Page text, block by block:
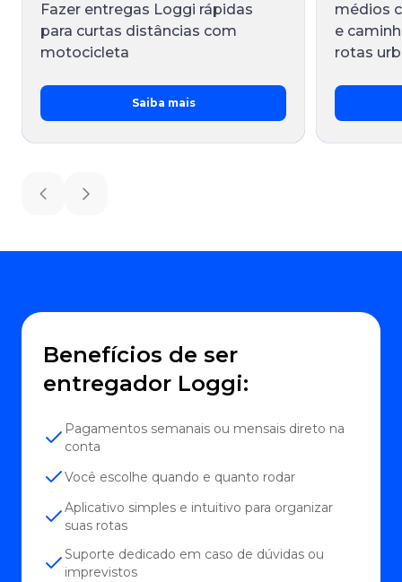
Fazer entregas Loggi rápidas
para curtas distâncias com
motocicleta
Saiba mais
médios
e
rotas
Previous slide
Next slide
Benefícios de ser
entregador Loggi:
Pagamentos semanais ou mensais direto na
conta
Você escolhe quando e quanto rodar
Aplicativo simples e intuitivo para organizar
suas rotas
Suporte dedicado em caso de dúvidas ou
imprevistos